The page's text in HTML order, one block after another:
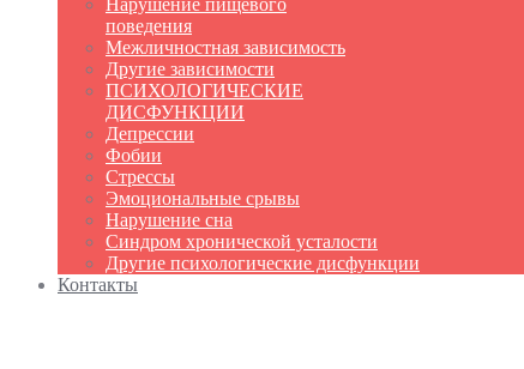
поведения
Межличностная зависимость
Другие зависимости
ПСИХОЛОГИЧЕСКИЕ
ДИСФУНКЦИИ
Депрессии
Фобии
Стрессы
Эмоциональные срывы
Нарушение сна
Синдром хронической усталости
Другие психологические дисфункции
Контакты